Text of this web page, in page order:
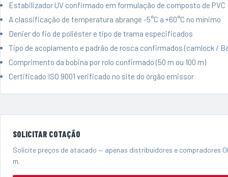
Estabilizador UV confirmado em formulação de composto de PVC
A classificação de temperatura abrange -5°C a +60°C no mínimo
Denier do fio de poliéster e tipo de trama especificados
Tipo de acoplamento e padrão de rosca confirmados (camlock /
Comprimento da bobina por rolo confirmado (50 m ou 100 m)
Certificado ISO 9001 verificado no site do órgão emissor
SOLICITAR COTAÇÃO
Solicite preços de atacado — apenas distribuidores e compradores
m.